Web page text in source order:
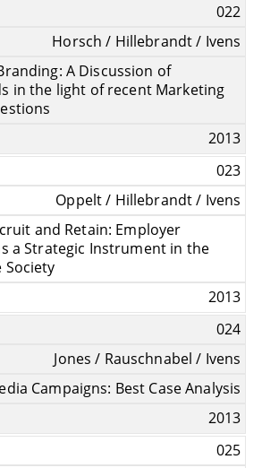
022
Horsch / Hillebrandt / Ivens
A Discussion of
in the light of recent Marketing
2013
023
Oppelt / Hillebrandt / Ivens
and Retain: Employer
a Strategic Instrument in the
Society
2013
024
Jones / Rauschnabel / Ivens
Campaigns: Best Case Analysis
2013
025